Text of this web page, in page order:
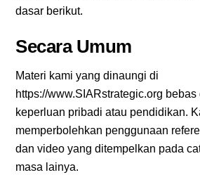
dasar berikut.
Secara Umum
Materi kami yang dinaungi di
https://www.SIARstrategic.org
keperluan pribadi atau pendidikan.
memperbolehkan penggunaan
dan video yang ditempelkan pada
masa lainya.